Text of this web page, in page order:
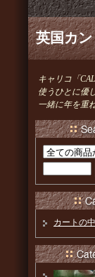
英国カ
キャリコ「
使うひとに優
一緒に年を重
カートの